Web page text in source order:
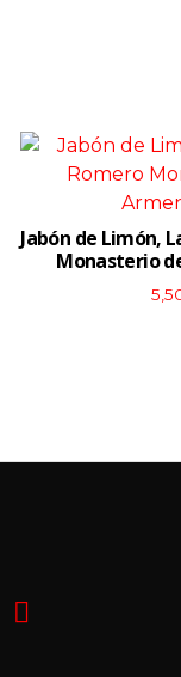
Jabón de Limón,
Monasterio